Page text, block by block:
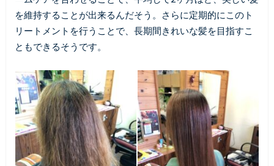
を維持することが出来るんだそう。さらに定期的にこのト
リートメントを行うことで、長期間きれいな髪を目指すこ
ともできるそうです。